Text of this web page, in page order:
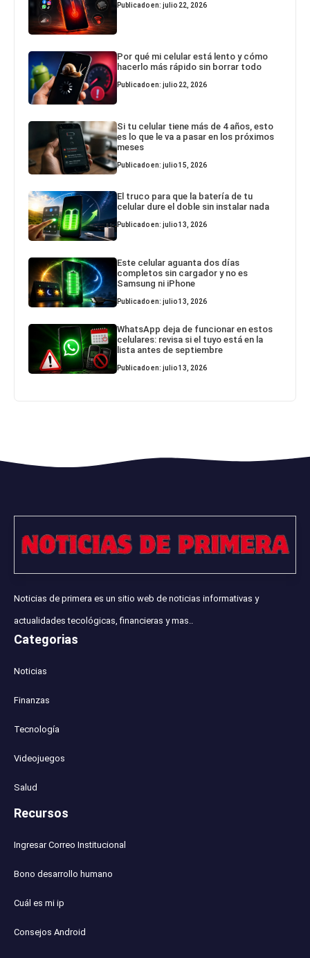
Publicado en: julio 22, 2026
Por qué mi celular está lento y cómo
hacerlo más rápido sin borrar todo
Publicado en: julio 22, 2026
Si tu celular tiene más de 4 años, esto
es lo que le va a pasar en los próximos
meses
Publicado en: julio 15, 2026
El truco para que la batería de tu
celular dure el doble sin instalar nada
Publicado en: julio 13, 2026
Este celular aguanta dos días
completos sin cargador y no es
Samsung ni iPhone
Publicado en: julio 13, 2026
WhatsApp deja de funcionar en estos
celulares: revisa si el tuyo está en la
lista antes de septiembre
Publicado en: julio 13, 2026
Noticias de primera es un sitio web de noticias informativas y
actualidades tecológicas, financieras y mas..
Categorias
Noticias
Finanzas
Tecnología
Videojuegos
Salud
Recursos
Ingresar Correo Institucional
Bono desarrollo humano
Cuál es mi ip
Consejos Android